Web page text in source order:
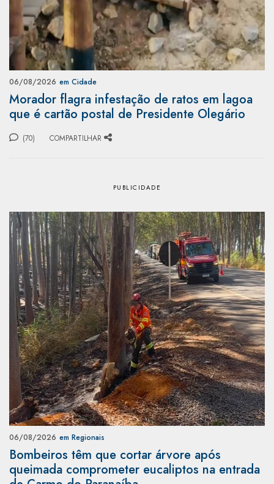
06/08/2026 em Cidade
Morador flagra infestação de ratos em lagoa
que é cartão postal de Presidente Olegário
(70) COMPARTILHAR
06/08/2026 em Regionais
Bombeiros têm que cortar árvore após
queimada comprometer eucaliptos na entrada